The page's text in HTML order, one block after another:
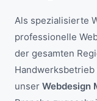
Als spezialisierte
professionelle
der gesamten
unser Webdesign